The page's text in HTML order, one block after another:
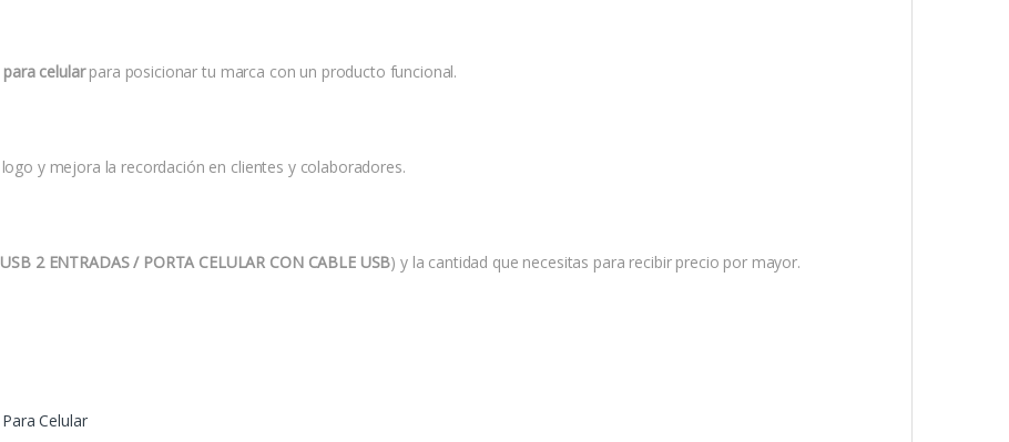
celularpara posicionar tu marca con un producto funcional.
y mejora la recordación en clientes y colaboradores.
2 ENTRADAS / PORTA CELULAR CON CABLE USB) y la cantidad que necesitas para recibir precio por mayor.
Celular